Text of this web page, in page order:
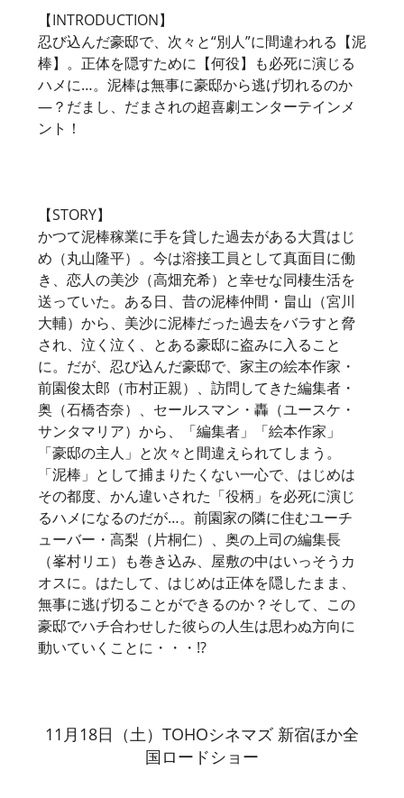
【INTRODUCTION】
忍び込んだ豪邸で、次々と“別人”に間違われる【泥
棒】。正体を隠すために【何役】も必死に演じる
ハメに…。泥棒は無事に豪邸から逃げ切れるのか
―？だまし、だまされの超喜劇エンターテインメ
ント！
【STORY】
かつて泥棒稼業に手を貸した過去がある大貫はじ
め（丸山隆平）。今は溶接工員として真面目に働
き、恋人の美沙（高畑充希）と幸せな同棲生活を
送っていた。ある日、昔の泥棒仲間・畠山（宮川
大輔）から、美沙に泥棒だった過去をバラすと脅
され、泣く泣く、とある豪邸に盗みに入ること
に。だが、忍び込んだ豪邸で、家主の絵本作家・
前園俊太郎（市村正親）、訪問してきた編集者・
奥（石橋杏奈）、セールスマン・轟（ユースケ・
サンタマリア）から、「編集者」「絵本作家」
「豪邸の主人」と次々と間違えられてしまう。
「泥棒」として捕まりたくない一心で、はじめは
その都度、かん違いされた「役柄」を必死に演じ
るハメになるのだが…。前園家の隣に住むユーチ
ューバー・高梨（片桐仁）、奥の上司の編集長
（峯村リエ）も巻き込み、屋敷の中はいっそうカ
オスに。はたして、はじめは正体を隠したまま、
無事に逃げ切ることができるのか？そして、この
豪邸でハチ合わせした彼らの人生は思わぬ方向に
動いていくことに・・・!?
11月18日（土）TOHOシネマズ 新宿ほか全
国ロードショー